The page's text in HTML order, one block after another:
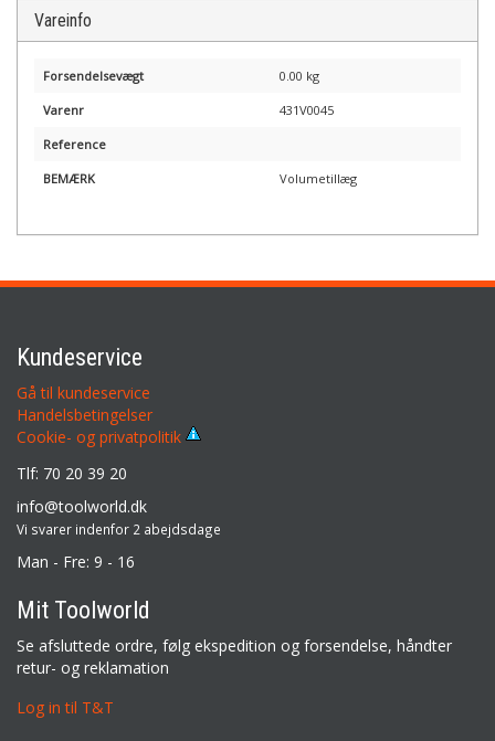
Vareinfo
Forsendelsevægt 0.00 kg
Varenr 431V0045
Reference
BEMÆRK Volumetillæg
Kundeservice
Gå til kundeservice
Handelsbetingelser
Cookie- og privatpolitik
Tlf: 70 20 39 20
info@toolworld.dk
Vi svarer indenfor 2 abejdsdage
Man - Fre: 9 - 16
Mit Toolworld
Se afsluttede ordre, følg ekspedition og forsendelse, håndter
retur- og reklamation
Log in til T&T